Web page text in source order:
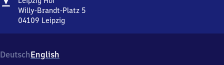
Hauptbahnhof
Willy-Brandt-Platz 5
04109 Leipzig
Willy-
Brandt-
DeutschEnglish